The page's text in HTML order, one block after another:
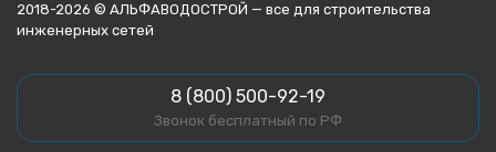
2018-2026 © АЛЬФАВОДОСТРОЙ — все для строительства
инженерных сетей
8 (800) 500-92-19
Звонок бесплатный по РФ